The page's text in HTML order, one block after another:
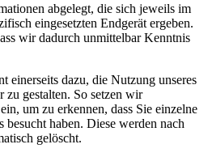
abgelegt, die sich jeweils im
eingesetzten Endgerät ergeben.
wir dadurch unmittelbar Kenntnis
einerseits dazu, die Nutzung unseres
zu gestalten. So setzen wir
um zu erkennen, dass Sie einzelne
besucht haben. Diese werden nach
gelöscht.